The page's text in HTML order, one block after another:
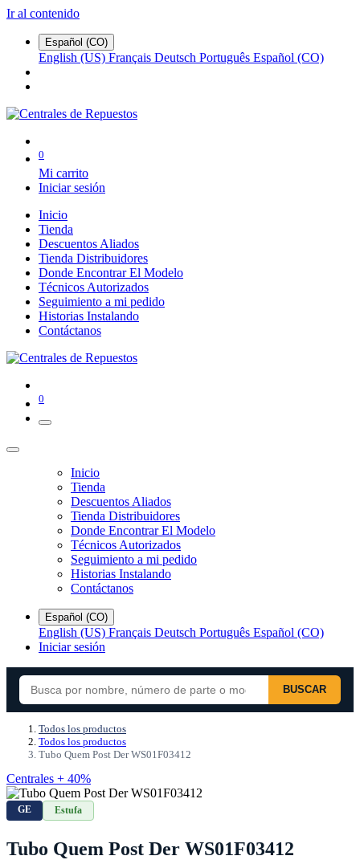
Ir al contenido
Español (CO)
English (US) Français Deutsch Português Español (CO)
0
Mi carrito
Iniciar sesión
Inicio
Tienda
Descuentos Aliados
Tienda Distribuidores
Donde Encontrar El Modelo
Técnicos Autorizados
Seguimiento a mi pedido
Historias Instalando
Contáctanos
0
Inicio
Tienda
Descuentos Aliados
Tienda Distribuidores
Donde Encontrar El Modelo
Técnicos Autorizados
Seguimiento a mi pedido
Historias Instalando
Contáctanos
Español (CO)
English (US) Français Deutsch Português Español (CO)
Iniciar sesión
BUSCAR
Todos los productos
Todos los productos
Tubo Quem Post Der WS01F03412
Centrales + 40%
GE Estufa
Tubo Quem Post Der WS01F03412